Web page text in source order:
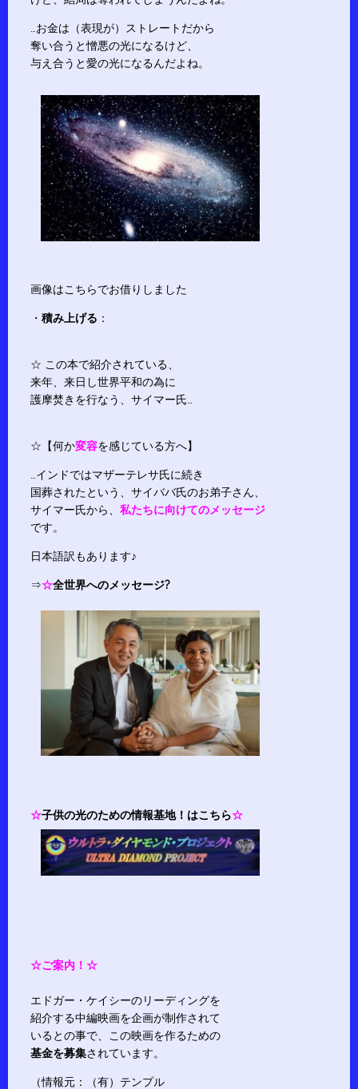
…お金は（表現が）ストレートだから
奪い合うと憎悪の光になるけど、
与え合うと愛の光になるんだよね。
画像はこちらでお借りしました
・ 積み上げる ：
☆ この本で紹介されている、
来年、来日し世界平和の為に
護摩焚きを行なう、サイマー氏…
☆【何か変容を感じている方へ】
…インドではマザーテレサ氏に続き
国葬されたという、サイババ氏のお弟子さん、
サイマー氏から、 私たちに向けてのメッセージ
です。
日本語訳もあります♪
⇒☆全世界へのメッセージ?
☆子供の光のための情報基地！はこちら☆
☆ご案内！☆
エドガー・ケイシーのリーディングを
紹介する中編映画を企画が制作されて
いるとの事で、この映画を作るための
基金を募集されています。
（情報元：（有）テンプル